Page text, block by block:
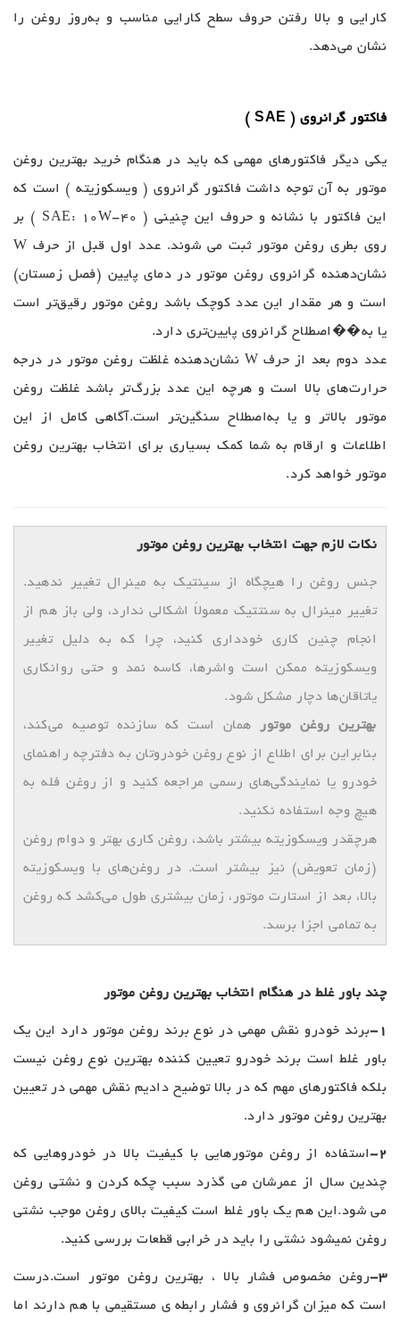
کارایی و بالا رفتن حروف سطح کارایی مناسب و به‌روز روغن را
نشان می‌دهد.
فاکتور گرانروی ( SAE )
یکی دیگر فاکتورهای مهمی که باید در هنگام خرید بهترین روغن
موتور به آن توجه داشت فاکتور گرانروی ( ویسکوزیته ) است که
این فاکتور با نشانه و حروف این چنینی ( SAE: 10W-40 ) بر
روی بطری روغن موتور ثبت می شوند. عدد اول قبل از حرف W
نشان‌دهنده گرانروی روغن موتور در دمای پایین (فصل زمستان)
است و هر مقدار این عدد کوچک باشد روغن موتور رقیق‌تر است
یا به��اصطلاح گرانروی پایین‌تری دارد.
عدد دوم بعد از حرف W نشان‌دهنده غلظت روغن موتور در درجه
حرارت‌های بالا است و هرچه این عدد بزرگ‌تر باشد غلظت روغن
موتور بالاتر و یا به‌اصطلاح سنگین‌تر است.آگاهی کامل از این
اطلاعات و ارقام به شما کمک بسیاری برای انتخاب بهترین روغن
موتور خواهد کرد.
نکات لازم جهت انتخاب بهترین روغن موتور
جنس روغن را هیچگاه از سینتیک به مینرال تغییر ندهید.
تغییر مینرال به سنتتیک معمولاً اشکالی ندارد، ولی باز هم از
انجام چنین کاری خودداری کنید، چرا که به دلیل تغییر
ویسکوزیته ممکن است واشرها، کاسه نمد و حتی روانکاری
یاتاقان‌ها دچار مشکل شود.
بهترین روغن موتور
همان است که سازنده توصیه می‌کند،
بنابراین برای اطلاع از نوع روغن خودروتان به دفترچه راهنمای
خودرو یا نمایندگی‌های رسمی مراجعه کنید و از روغن فله به
هیچ وجه استفاده نکنید.
هرچقدر ویسکوزیته بیشتر باشد، روغن‌ کاری بهتر و دوام روغن
(زمان تعویض) نیز بیشتر است. در روغن‌های با ویسکوزیته
بالا، بعد از استارت موتور، زمان بیشتری طول می‌کشد که روغن
به تمامی اجزا برسد.
چند باور غلط در هنگام انتخاب بهترین روغن موتور
1-
برند خودرو نقش مهمی در نوع برند روغن موتور دارد این یک
باور غلط است برند خودرو تعیین کننده بهترین نوع روغن نیست
بلکه فاکتورهای مهم که در بالا توضیح دادیم نقش مهمی در تعیین
بهترین روغن موتور دارد.
2-
استفاده از روغن موتورهایی با کیفیت بالا در خودروهایی که
چندین سال از عمرشان می گذرد سبب چکه کردن و نشتی روغن
می شود.این هم یک باور غلط است کیفیت بالای روغن موجب نشتی
روغن نمیشود نشتی را باید در خرابی قطعات بررسی کنید.
3-
روغن مخصوص فشار بالا ، بهترین روغن موتور است.درست
است که میزان گرانروی و فشار رابطه ی مستقیمی با هم دارند اما